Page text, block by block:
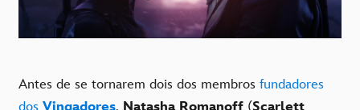
Antes de se tornarem dois dos membros fundadores
dos Vingadores, Natasha Romanoff (Scarlett